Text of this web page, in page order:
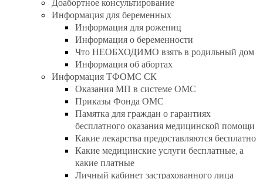
Доабортное консультирование
Информация для беременных
Информация для рожениц
Информация о беременности
Что НЕОБХОДИМО взять в родильный дом
Информация об абортах
Информация ТФОМС СК
Оказания МП в системе ОМС
Приказы Фонда ОМС
Памятка для граждан о гарантиях
бесплатного оказания медицинской помощи
Какие лекарства предоставляются бесплатно
Какие медицинские услуги бесплатные, а
какие платные
Личный кабинет застрахованного лица